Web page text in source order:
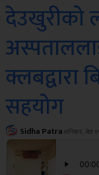
देउखुरीको
क्लबद्वारा
सहयोग
Sidha Patra शनिबार, जेठ